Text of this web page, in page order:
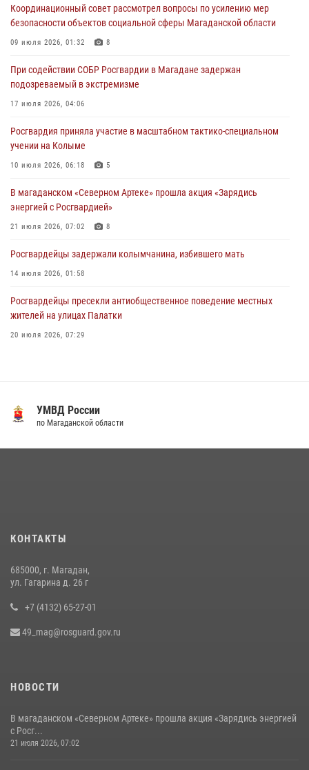
17 июля 2026, 04:06
«Каникулы с Росгвардией» продолжаются на Колыме
Начальник Главного штаба – первый заместитель директора
Росгвардии Герой России генерал-полковник Сергей Бойко
15 июля 2026, 06:21
Кинологический тандем из Магадана завоевал бронзу на
Координационный совет рассмотрел вопросы по усилению мер
безопасности объектов социальной сферы Магаданской области
09 июля 2026, 01:32 8
При содействии СОБР Росгвардии в Магадане задержан
подозреваемый в экстремизме
17 июля 2026, 04:06
Росгвардия приняла участие в масштабном тактико-специальном
учении на Колыме
10 июля 2026, 06:18 5
В магаданском «Северном Артеке» прошла акция «Зарядись
энергией с Росгвардией»
21 июля 2026, 07:02 8
Росгвардейцы задержали колымчанина, избившего мать
14 июля 2026, 01:58
Росгвардейцы пресекли антиобщественное поведение местных
жителей на улицах Палатки
20 июля 2026, 07:29
Кинологический тандем из Магадана завоевал бронзу на
Росгвардейцы стали призерами первенства «Динамо» по
13 июля 2026, 07:31
УМВД России
по Магаданской области
КОНТАКТЫ
685000, г. Магадан,
ул. Гагарина д. 26 г
+7 (4132) 65-27-01
49_mag@rosguard.gov.ru
НОВОСТИ
В магаданском «Северном Артеке» прошла акция «Зарядись энергией
с Росг...
21 июля 2026, 07:02